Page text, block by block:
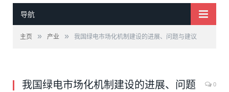
导航
主页 » 产业 » 我国绿电市场化机制建设的进展、问题与建议
我国绿电市场化机制建设的进展、问题
0